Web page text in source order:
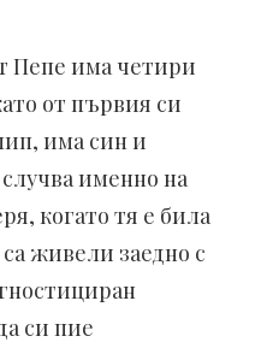
Пепе има четири
от първия си
има син и
именно на
когато тя е била
живели заедно с
си пие